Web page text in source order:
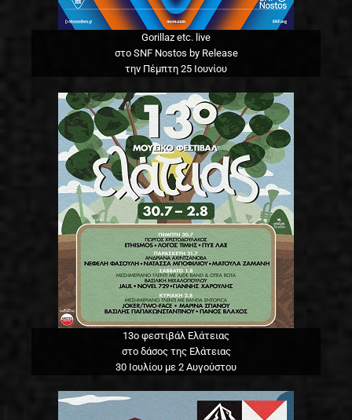
Gorillaz etc. live
στο SNF Nostos by Release
την Πέμπτη 25 Ιουνίου
13o φεστιβάλ Ελάτειας
στο δάσος της Ελάτειας
30 Ιουλίου με 2 Αυγούστου